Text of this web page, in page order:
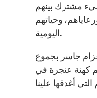
مشترك بينهم
وحياتهم
اليومية.
عزام جاسر بجموع
كهنة عنجرة في